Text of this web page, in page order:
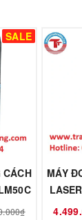
SALE
CÁCH
MÁY